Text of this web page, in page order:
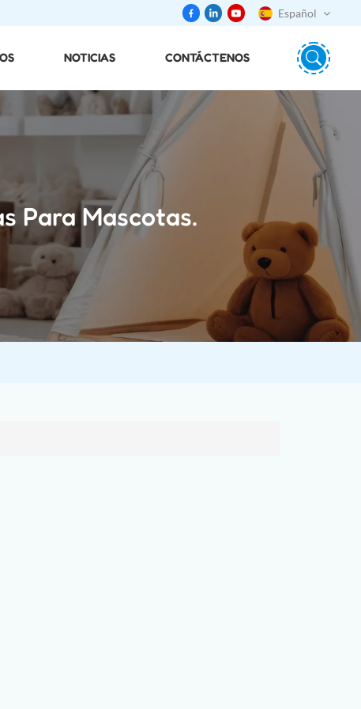
Español
português
日本語
español
русский
NOTICIAS CONTÁCTENOS
Para Mascotas.